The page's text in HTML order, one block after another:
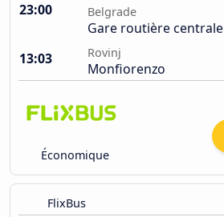
23:00 Belgrade
Gare routière centrale
13:03
Rovinj
Monfiorenzo
Économique
FlixBus